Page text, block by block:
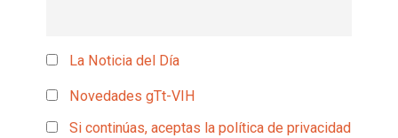
La Noticia del Día
Novedades gTt-VIH
Si continúas, aceptas la política de privacidad